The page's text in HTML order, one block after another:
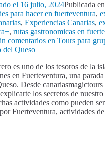
el 16 julio, 2024Publicada en
para hacer en fuerteventura,
, Experiencias Canarias,
, rutas gastronomicas en
comentarios en Tours para
del Queso
es uno de los tesoros de la
en Fuerteventura, una
Desde canariasmagictours
los secretos de
actividades como pueden
Fuerteventura, actividades